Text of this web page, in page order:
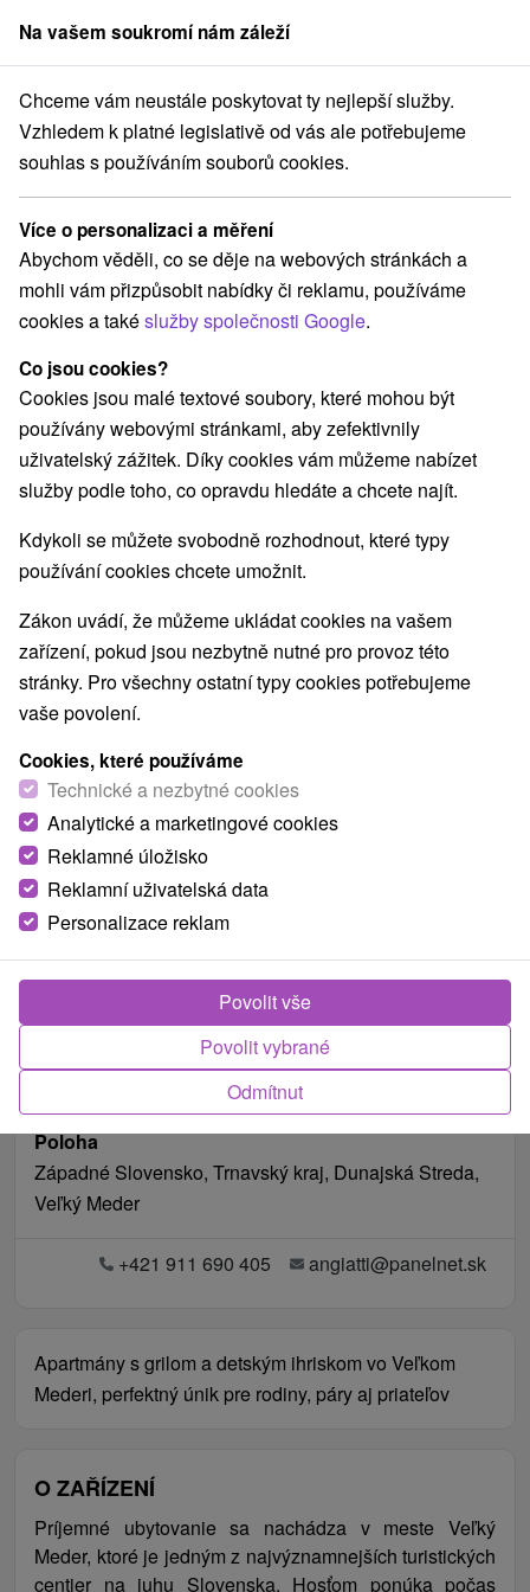
člen skupinySorger
Trnavský kraj Veľký Meder Ubytovanie u Angely, Veľký Meder
Ubytovanie u Angely, Veľký Meder
Veľký Meder
REZERVACE A VÝBĚR POBYTU
Kontaktujte přímo ubytovatele.
Navigovat do místa
O ZAŘÍZENÍ VYBAVENÍ
Poloha
Západné Slovensko, Trnavský kraj, Dunajská Streda,
Veľký Meder
+421 911 690 405 angiatti@panelnet.sk
Apartmány s grilom a detským ihriskom vo Veľkom
Mederi, perfektný únik pre rodiny, páry aj priateľov
O ZAŘÍZENÍ
Príjemné ubytovanie sa nachádza v meste Veľký
Meder, ktoré je jedným z najvýznamnejších turistických
centier na juhu Slovenska. Hosťom ponúka počas
Na vašem soukromí nám záleží
Chceme vám neustále poskytovat ty nejlepší služby.
Vzhledem k platné legislativě od vás ale potřebujeme
souhlas s používáním souborů cookies.
Více o personalizaci a měření
Abychom věděli, co se děje na webových stránkách a
mohli vám přizpůsobit nabídky či reklamu, používáme
cookies a takéslužby společnosti Google.
Co jsou cookies?
Cookies jsou malé textové soubory, které mohou být
používány webovými stránkami, aby zefektivnily
uživatelský zážitek. Díky cookies vám můžeme nabízet
služby podle toho, co opravdu hledáte a chcete najít.
Kdykoli se můžete svobodně rozhodnout, které typy
používání cookies chcete umožnit.
Zákon uvádí, že můžeme ukládat cookies na vašem
zařízení, pokud jsou nezbytně nutné pro provoz této
stránky. Pro všechny ostatní typy cookies potřebujeme
vaše povolení.
Cookies, které používáme
Technické a nezbytné cookies
Analytické a marketingové cookies
Reklamné úložisko
Reklamní uživatelská data
Personalizace reklam
Odmítnut
Povolit vybrané
Povolit vše